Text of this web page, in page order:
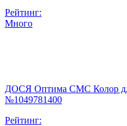
Рейтинг:
Много
ДОСЯ Оптима СМС Колор
№1049781400
Рейтинг: